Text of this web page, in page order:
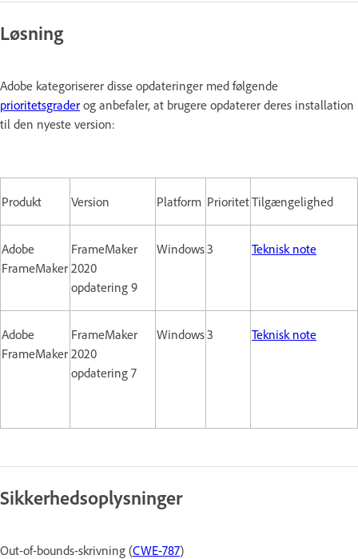
Løsning
Adobe kategoriserer disse opdateringer med følgende
prioritetsgrader og anbefaler, at brugere opdaterer deres installation
til den nyeste version:
Produkt Version Platform PrioritetTilgængelighed
Adobe
FrameMaker
FrameMaker
2020
opdatering 9
Windows3 Teknisk note
Adobe
FrameMaker
FrameMaker
2020
opdatering 7
Windows3 Teknisk note
Sikkerhedsoplysninger
Out-of-bounds-skrivning (CWE-787)